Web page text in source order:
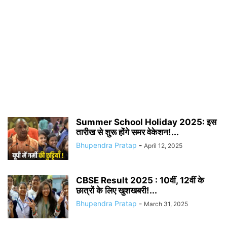
Summer School Holiday 2025: इस
तारीख से शुरू होंगे समर वेकेशन!...
Bhupendra Pratap - April 12, 2025
CBSE Result 2025 : 10वीं, 12वीं के
छात्रों के लिए खुशखबरी!...
Bhupendra Pratap - March 31, 2025